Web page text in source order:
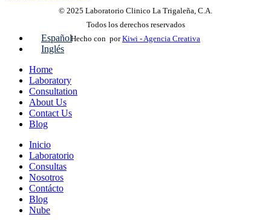
© 2025 Laboratorio Clinico La Trigaleña, C.A.
Todos los derechos reservados
Hecho con porKiwi - Agencia Creativa
Español
Inglés
Home
Laboratory
Consultation
About Us
Contact Us
Blog
Inicio
Laboratorio
Consultas
Nosotros
Contácto
Blog
Nube